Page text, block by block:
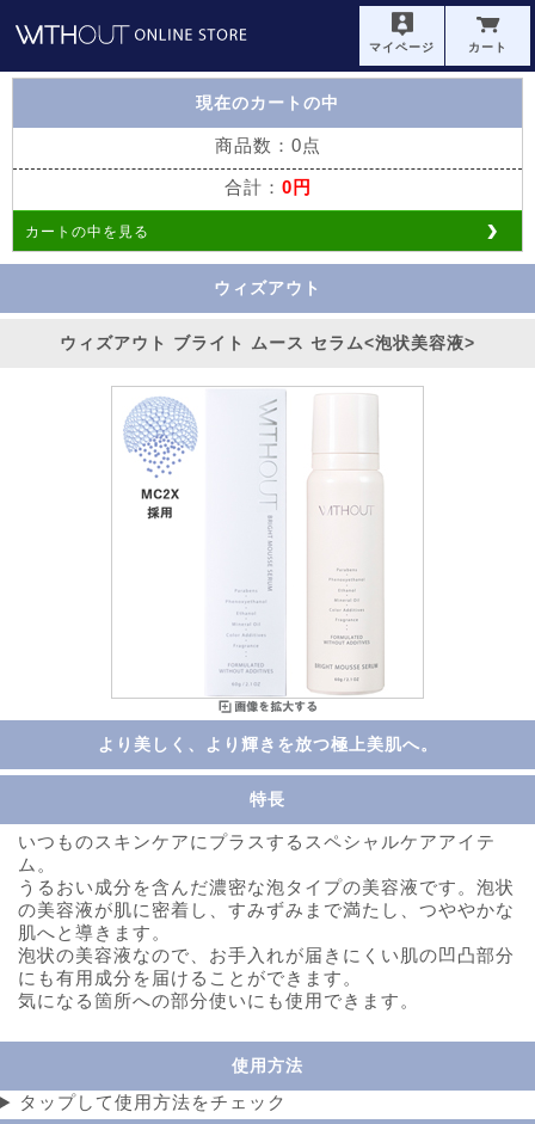
マイページ カート
現在のカートの中
商品数：0点
合計： 0円
カートの中を見る
ウィズアウト
ウィズアウト ブライト ムース セラム<泡状美容液>
より美しく、より輝きを放つ極上美肌へ。
特長
いつものスキンケアにプラスするスペシャルケアアイテ
ム。
うるおい成分を含んだ濃密な泡タイプの美容液です。泡状
の美容液が肌に密着し、すみずみまで満たし、つややかな
肌へと導きます。
泡状の美容液なので、お手入れが届きにくい肌の凹凸部分
にも有用成分を届けることができます。
気になる箇所への部分使いにも使用できます。
使用方法
タップして使用方法をチェック